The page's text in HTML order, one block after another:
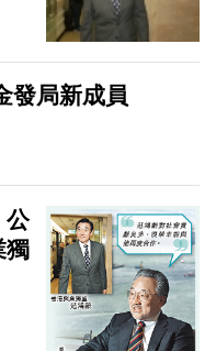
發局新成員
公
獨